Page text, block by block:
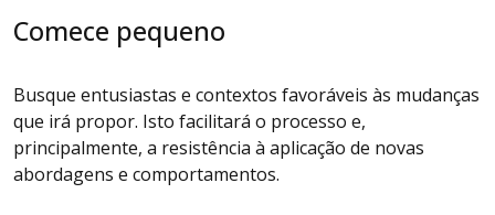
Comece pequeno
Busque entusiastas e contextos favoráveis às mudanças
que irá propor. Isto facilitará o processo e,
principalmente, a resistência à aplicação de novas
abordagens e comportamentos.